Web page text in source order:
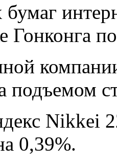
Гонконга
подъемом
Nikkei
0,39%.